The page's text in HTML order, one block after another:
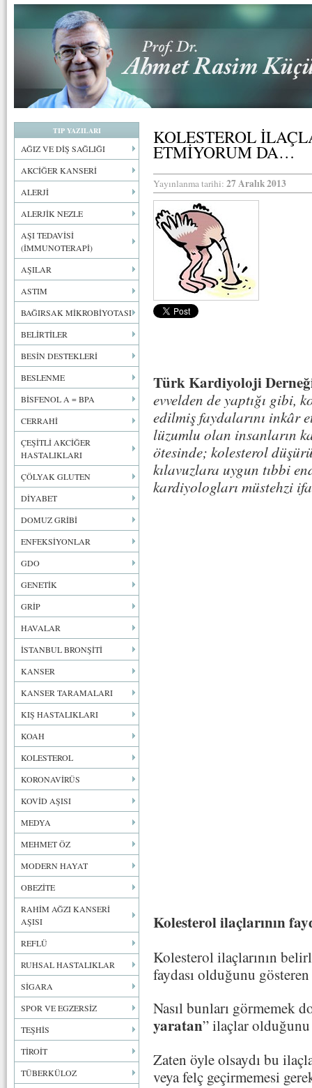
TIP YAZILARI
AĞIZ VE DİŞ SAĞLIĞI
AKCİĞER KANSERİ
ALERJİ
ALERJİK NEZLE
AŞI TEDAVİSİ
(İMMUNOTERAPİ)
AŞILAR
ASTIM
BAĞIRSAK MİKROBİYOTASI
BELİRTİLER
BESİN DESTEKLERİ
BESLENME
BİSFENOL A = BPA
CERRAHİ
ÇEŞİTLİ AKCİĞER
HASTALIKLARI
ÇÖLYAK GLUTEN
DİYABET
DOMUZ GRİBİ
ENFEKSİYONLAR
GDO
GENETİK
GRİP
HAVALAR
İSTANBUL BRONŞİTİ
KANSER
KANSER TARAMALARI
KIŞ HASTALIKLARI
KOAH
KOLESTEROL
KORONAVİRÜS
KOVİD AŞISI
MEDYA
MEHMET ÖZ
MODERN HAYAT
OBEZİTE
RAHİM AĞZI KANSERİ
AŞISI
REFLÜ
RUHSAL HASTALIKLAR
SİGARA
SPOR VE EGZERSİZ
TEŞHİS
TİROİT
TÜBERKÜLOZ
KOLESTEROL
ETMİYORUM DA…
Yayınlanma tarihi: 27 Aralık 2013
Türk Kardiyoloji
evvelden de yaptığı gibi,
edilmiş faydalarını inkâr
lüzumlu olan insanların
ötesinde; kolesterol
kılavuzlara uygun tıbbi
kardiyologları müstehzi
Kolesterol ilaçlarının
Kolesterol ilaçlarının
faydası olduğunu
Nasıl bunları görmemek
yaratan” ilaçlar
Zaten öyle olsaydı bu
veya felç geçirmemesi